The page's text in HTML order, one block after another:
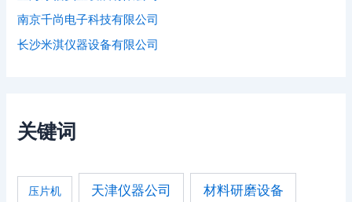
南京千尚电子科技有限公司
长沙米淇仪器设备有限公司
关键词
压片机 天津仪器公司 材料研磨设备